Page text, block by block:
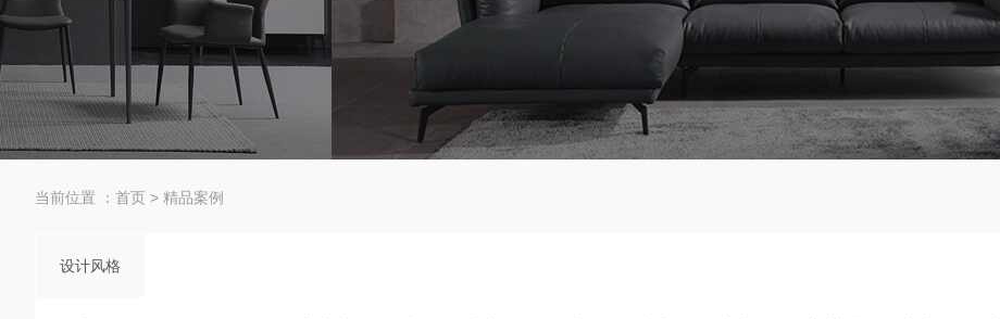
当前位置 ： 首页 > 精品案例
设计风格